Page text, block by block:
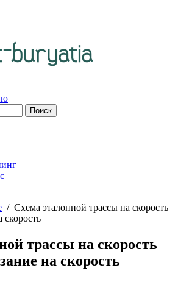
/ Схема эталонной трассы на скорость
скорость
трассы на скорость
на скорость